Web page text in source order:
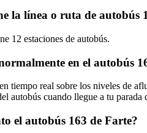
la línea o ruta de autobús
12 estaciones de autobús.
en el autobús
tiempo real sobre los niveles de
autobús cuando llegue a tu parada
el autobús 163 de Farte?